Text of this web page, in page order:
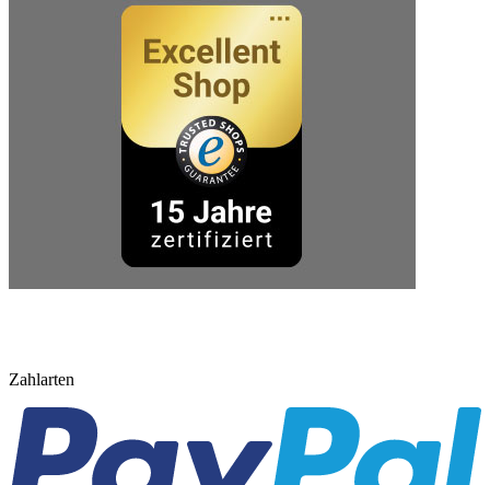
Zahlarten